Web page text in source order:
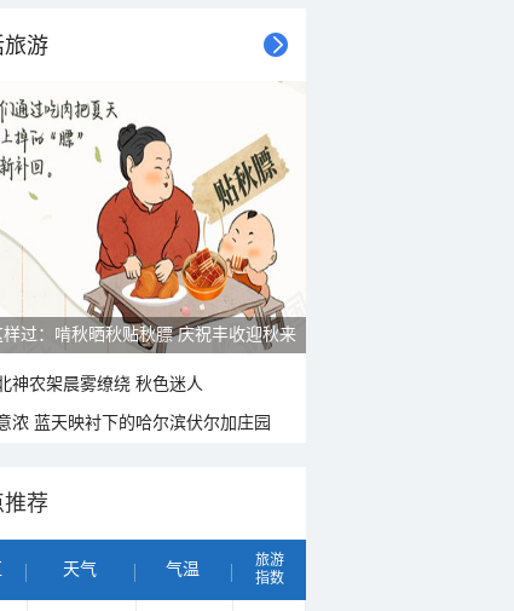
旅游
样过：啃秋晒秋贴秋膘 庆祝丰收迎秋来
神农架晨雾缭绕 秋色迷人
浓 蓝天映衬下的哈尔滨伏尔加庄园
推荐
天气 气温
旅游
指数